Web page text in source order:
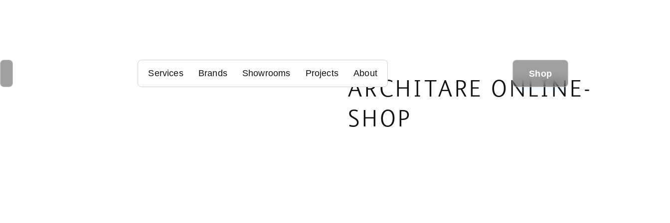
Services Brands Showrooms Projects About Shop
ARCHITARE ONLINE-
SHOP